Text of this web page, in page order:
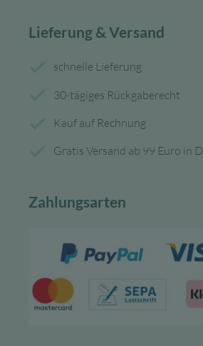
Lieferung & Versand
schnelle Lieferung
30-tägiges Rückgaberecht
Kauf auf Rechnung
Gratis Versand ab 99 Euro in D
Zahlungsarten